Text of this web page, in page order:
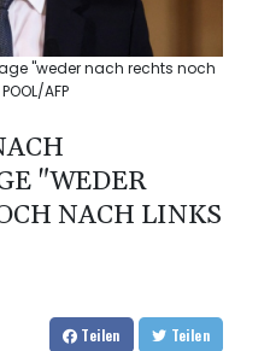
"weder nach rechts noch
AFP
"WEDER
NACH LINKS
Teilen Teilen